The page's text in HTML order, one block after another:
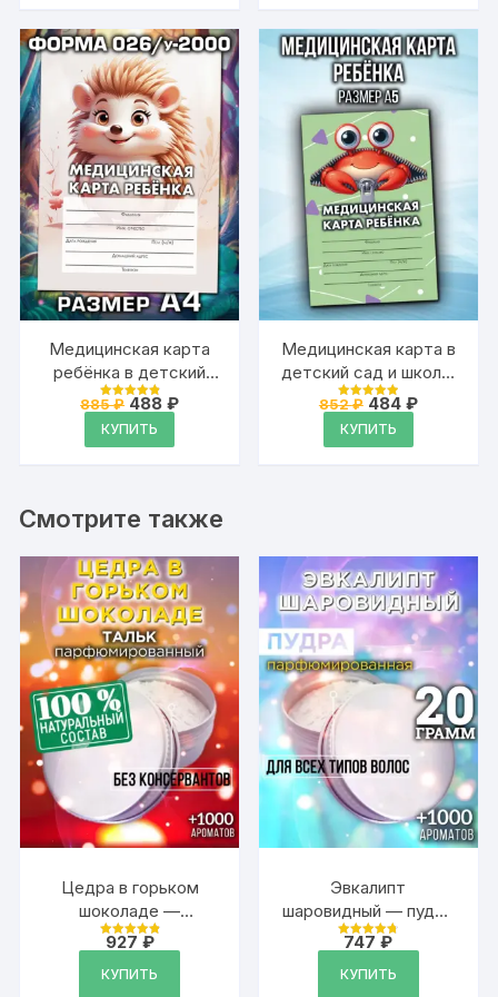
Медицинская карта
ребёнка в детский
сад и школу большая,
А4
Оценка
из 5
885₽Первоначальная
цена
составляла
885 ₽.
488₽Текущая
КУПИТЬ
Медицинская карта в
детский сад и школу,
формат А5
Оценка
из 5
852₽Первоначальная
цена
составляла
852 ₽.
484 ₽Текущая
КУПИТЬ
Смотрите также
Цедра в горьком
шоколаде —
ароматизированный
тальк для тела
Оценка
из 5
927 ₽
КУПИТЬ
Эвкалипт
шаровидный — пудра
для объёма волос,
Оценка
из 5
747₽
КУПИТЬ